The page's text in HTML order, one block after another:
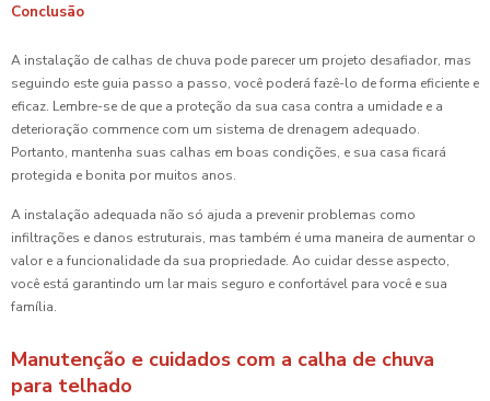
Conclusão
A instalação de calhas de chuva pode parecer um projeto desafiador, mas
seguindo este guia passo a passo, você poderá fazê-lo de forma eficiente e
eficaz. Lembre-se de que a proteção da sua casa contra a umidade e a
deterioração commence com um sistema de drenagem adequado.
Portanto, mantenha suas calhas em boas condições, e sua casa ficará
protegida e bonita por muitos anos.
A instalação adequada não só ajuda a prevenir problemas como
infiltrações e danos estruturais, mas também é uma maneira de aumentar o
valor e a funcionalidade da sua propriedade. Ao cuidar desse aspecto,
você está garantindo um lar mais seguro e confortável para você e sua
família.
Manutenção e cuidados com a calha de chuva
para telhado